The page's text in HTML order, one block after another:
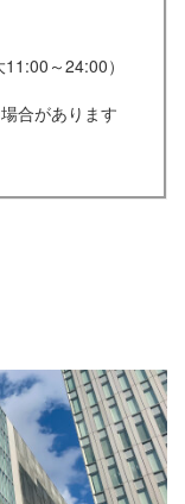
～24:00）
合があります